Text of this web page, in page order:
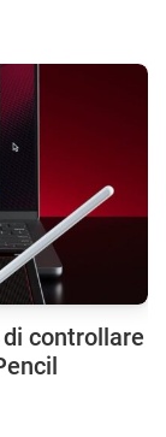
di controllare